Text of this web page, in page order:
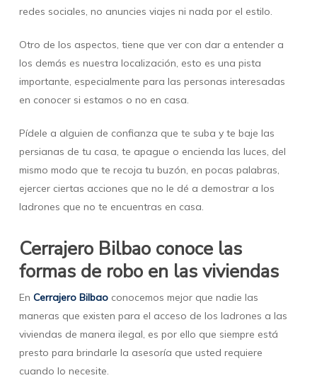
redes sociales, no anuncies viajes ni nada por el estilo.
Otro de los aspectos, tiene que ver con dar a entender a
los demás es nuestra localización, esto es una pista
importante, especialmente para las personas interesadas
en conocer si estamos o no en casa.
Pídele a alguien de confianza que te suba y te baje las
persianas de tu casa, te apague o encienda las luces, del
mismo modo que te recoja tu buzón, en pocas palabras,
ejercer ciertas acciones que no le dé a demostrar a los
ladrones que no te encuentras en casa.
Cerrajero Bilbao conoce las
formas de robo en las viviendas
En Cerrajero Bilbaoconocemos mejor que nadie las
maneras que existen para el acceso de los ladrones a las
viviendas de manera ilegal, es por ello que siempre está
presto para brindarle la asesoría que usted requiere
cuando lo necesite.